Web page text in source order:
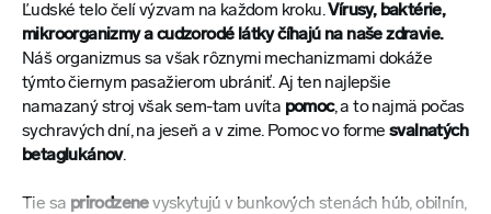
Ľudské telo čelí výzvam na každom kroku.Vírusy, baktérie,
mikroorganizmy a cudzorodé látky číhajú na naše zdravie.
Náš organizmus sa však rôznymi mechanizmami dokáže
týmto čiernym pasažierom ubrániť. Aj ten najlepšie
namazaný stroj však sem-tam uvíta pomoc, a to najmä počas
sychravých dní, na jeseň a v zime. Pomoc vo forme svalnatých
betaglukánov.
Tie sa prirodzenevyskytujú v bunkových stenách húb, obilnín,